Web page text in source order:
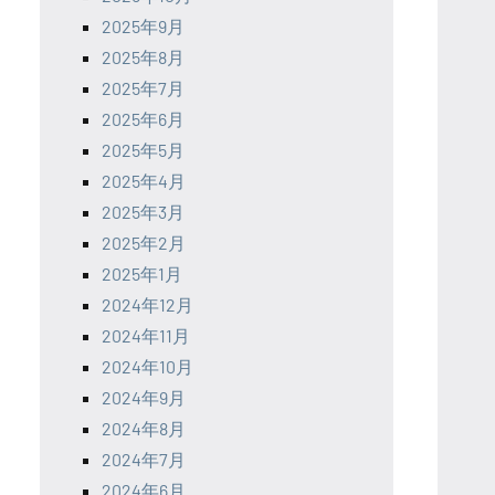
2025年9月
2025年8月
2025年7月
2025年6月
2025年5月
2025年4月
2025年3月
2025年2月
2025年1月
2024年12月
2024年11月
2024年10月
2024年9月
2024年8月
2024年7月
2024年6月